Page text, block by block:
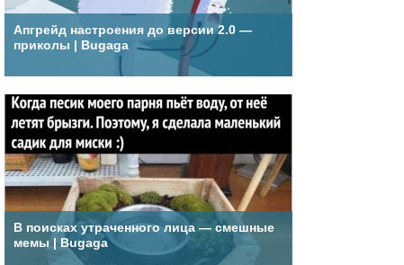
Апгрейд настроения до версии 2.0 —
приколы | Bugaga
В поисках утраченного лица — смешные
мемы | Bugaga